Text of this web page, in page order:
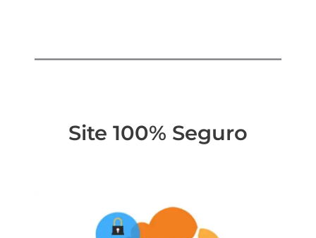
Site 100% Seguro